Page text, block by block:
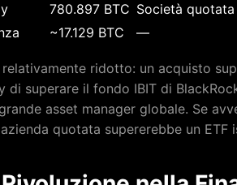
780.897 BTC Società quotata
~17.129 BTC —
ridotto: un acquisto
di superare il fondo IBIT di
asset manager globale. Se
quotata supererebbe un ETF